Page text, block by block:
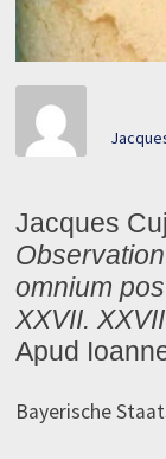
Jacques
omnium
XXVII.
Apud
Bayerische